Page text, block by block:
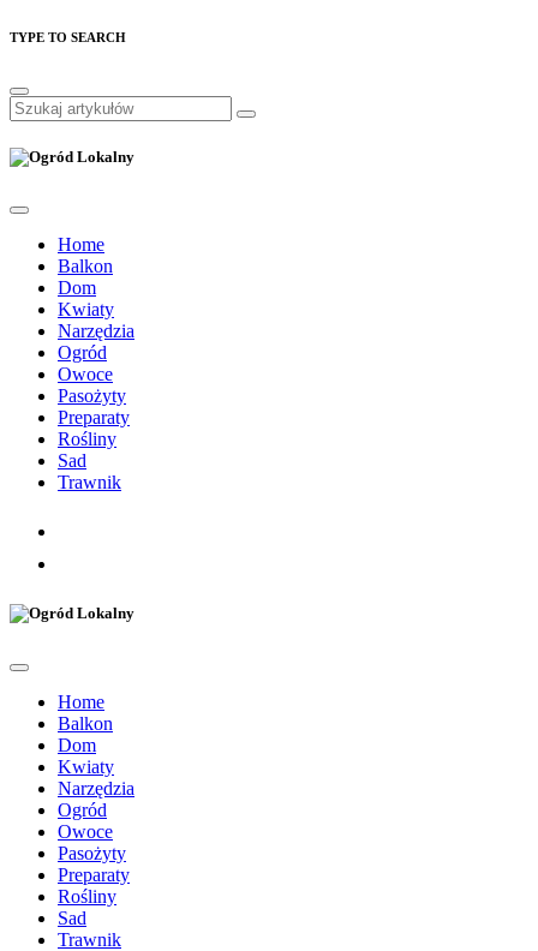
TYPE TO SEARCH
Home
Balkon
Dom
Kwiaty
Narzędzia
Ogród
Owoce
Pasożyty
Preparaty
Rośliny
Sad
Trawnik
Home
Balkon
Dom
Kwiaty
Narzędzia
Ogród
Owoce
Pasożyty
Preparaty
Rośliny
Sad
Trawnik